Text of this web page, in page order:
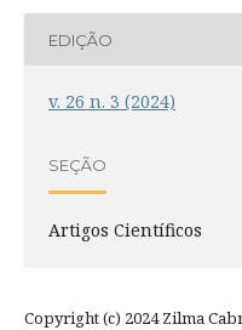
EDIÇÃO
v. 26 n. 3 (2024)
SEÇÃO
Artigos Científicos
Copyright (c) 2024 Zilma